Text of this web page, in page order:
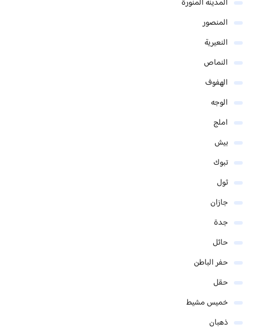
المدينة المنورة
المنصور
النعيرية
النماص
الهفوف
الوجه
املج
بيش
تبوك
ثول
جازان
جدة
حائل
حفر الباطن
حقل
خميس مشيط
ذهبان